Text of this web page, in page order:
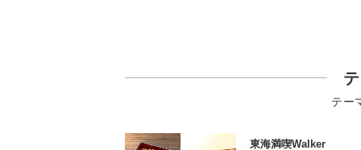
テー
東海満喫Walker